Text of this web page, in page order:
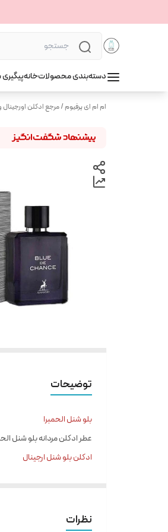
دسته‌بندی محصولاتخانه
ام ام ای پرفیوم / مرجع ادکلن
توضیحات
بلو شنل الحمبرا
عطر ادکلن مردانه بلو شنل
ادکلن بلو شنل ارجینال
حجم
نظرات